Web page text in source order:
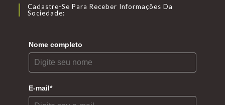
Cadastre-Se Para Receber Informações Da
Sociedade:
Nome completo
E-mail*